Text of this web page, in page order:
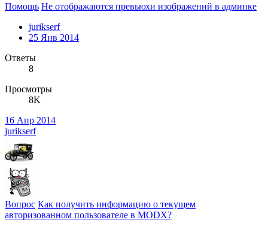
Помощь Не отображаются превьюхи изображений в админке
jurikserf
25 Янв 2014
Ответы
8
Просмотры
8K
16 Апр 2014
jurikserf
Вопрос Как получить информацию о текущем
авторизованном пользователе в MODX?